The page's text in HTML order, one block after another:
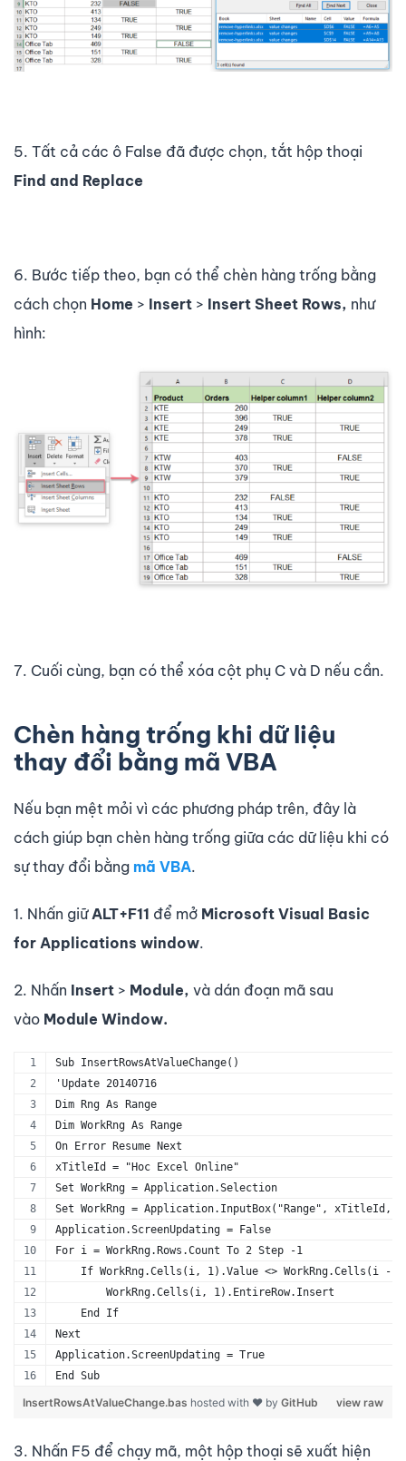
5. Tất cả các ô False đã được chọn, tắt hộp thoại
Find and Replace
6. Bước tiếp theo, bạn có thể chèn hàng trống bằng
cách chọn Home > Insert > Insert Sheet Rows, như
hình:
7. Cuối cùng, bạn có thể xóa cột phụ C và D nếu cần.
Chèn hàng trống khi dữ liệu
thay đổi bằng mã VBA
Nếu bạn mệt mỏi vì các phương pháp trên, đây là
cách giúp bạn chèn hàng trống giữa các dữ liệu khi có
sự thay đổi bằng mã VBA.
1. Nhấn giữ ALT+F11 để mở Microsoft Visual Basic
for Applications window.
2. Nhấn Insert > Module, và dán đoạn mã sau
vào Module Window.
Sub InsertRowsAtValueChange()
'Update 20140716
Dim Rng As Range
Dim WorkRng As Range
On Error Resume Next
xTitleId = "Hoc Excel Online"
Set WorkRng = Application.Selection
Set WorkRng = Application.InputBox("Range", xTitleId,
Application.ScreenUpdating = False
For i = WorkRng.Rows.Count To 2 Step -1
If WorkRng.Cells(i, 1).Value <> WorkRng.Cells(i -
        WorkRng.Cells(i, 1).EntireRow.Insert
    End If
Next
Application.ScreenUpdating = True
End Sub
view raw
InsertRowsAtValueChange.bas hosted with ❤ by GitHub
3. Nhấn F5 để chạy mã, một hộp thoại sẽ xuất hiện